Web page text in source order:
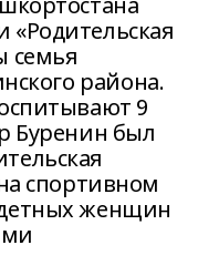
семья
района.
9
Буренин был
спортивном
женщин